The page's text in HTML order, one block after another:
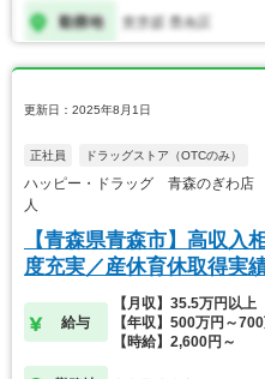
更新日：2025年8月1日
正社員 ドラッグストア（OTCのみ）
ハッピー・ドラッグ 青森のぎわ店
人
【青森県青森市】高収入
度充実／産休育休取得実
給与
【月収】35.5万円以上
【年収】500万円～
【時給】2,600円～